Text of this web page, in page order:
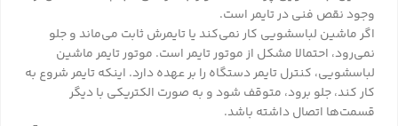
وجود نقص فنی در تایمر است.
اگر ماشین لباسشویی کار نمی‌کند یا تایمرش ثابت می‌ماند و جلو
نمی‌رود، احتمالا مشکل از موتور تایمر است. موتور تایمر ماشین
لباسشویی، کنترل تایمر دستگاه را بر عهده دارد. اینکه تایمر شروع به
کار کند، جلو برود، متوقف شود و به صورت الکتریکی با دیگر
قسمت‌ها اتصال داشته باشد.